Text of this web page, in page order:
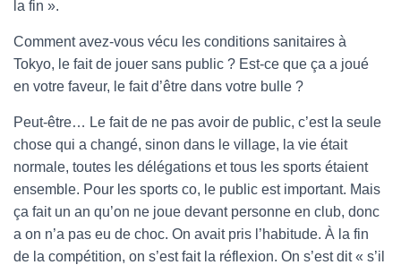
la fin ».
Comment avez-vous vécu les conditions sanitaires à
Tokyo, le fait de jouer sans public ? Est-ce que ça a joué
en votre faveur, le fait d’être dans votre bulle ?
Peut-être… Le fait de ne pas avoir de public, c’est la seule
chose qui a changé, sinon dans le village, la vie était
normale, toutes les délégations et tous les sports étaient
ensemble. Pour les sports co, le public est important. Mais
ça fait un an qu’on ne joue devant personne en club, donc
a on n’a pas eu de choc. On avait pris l’habitude. À la fin
de la compétition, on s’est fait la réflexion. On s’est dit « s’il